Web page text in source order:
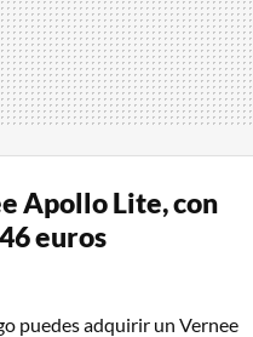
Apollo Lite, con
euros
puedes adquirir un Vernee